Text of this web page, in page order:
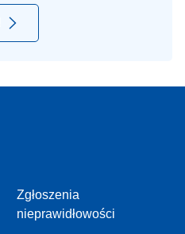
Zgłoszenia
nieprawidłowości